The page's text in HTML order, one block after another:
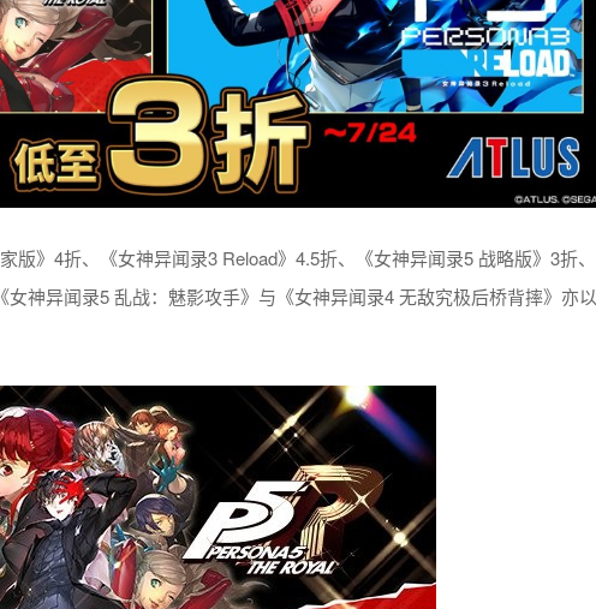
版》4折、《女神异闻录3 Reload》4.5折、《女神异闻录5 战略版》3折、
女神异闻录5 乱战：魅影攻手》与《女神异闻录4 无敌究极后桥背摔》亦以